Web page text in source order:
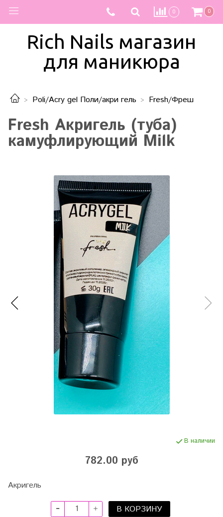
0 0
Rich Nails магазин
для маникюра
Poli/Acry gel Поли/акри гель Fresh/Фреш
Fresh Акригель (туба)
камуфлирующий Milk
В наличии
782.00 руб
Акригель
В КОРЗИНУ